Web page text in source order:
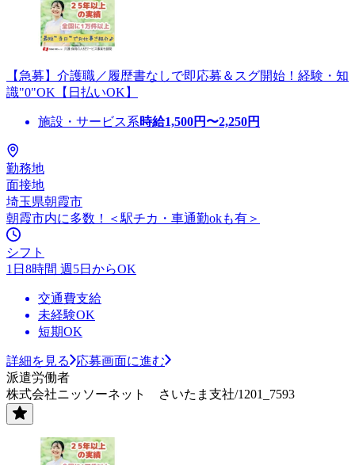
【急募】介護職／履歴書なしで即応募＆スグ開始！経験・知
識"0"OK【日払いOK】
施設・サービス系時給1,500円〜2,250円
勤務地
面接地
埼玉県朝霞市
朝霞市内に多数！＜駅チカ・車通勤okも有＞
シフト
1日8時間 週5日からOK
交通費支給
未経験OK
短期OK
詳細を見る
応募画面に進む
派遣労働者
株式会社ニッソーネット さいたま支社/1201_7593